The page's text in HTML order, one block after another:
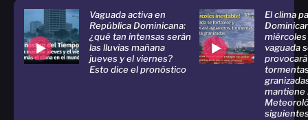
Vaguada activa en
República Dominicana:
¿qué tan intensas serán
las lluvias mañana
jueves y el viernes?
Esto dice el pronóstico
El clima
vaguada
mantiene